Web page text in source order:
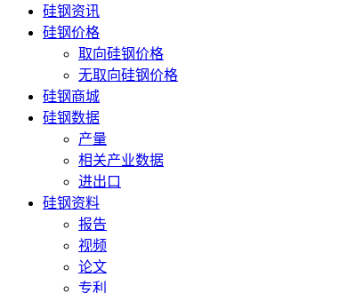
硅钢资讯
硅钢价格
取向硅钢价格
无取向硅钢价格
硅钢商城
硅钢数据
产量
相关产业数据
进出口
硅钢资料
报告
视频
论文
专利